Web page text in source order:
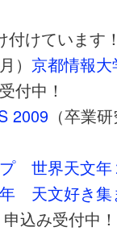
付けています
） 京都情報
付中！
2009 （卒業
世界天文年
年 天文好き
込み受付中！